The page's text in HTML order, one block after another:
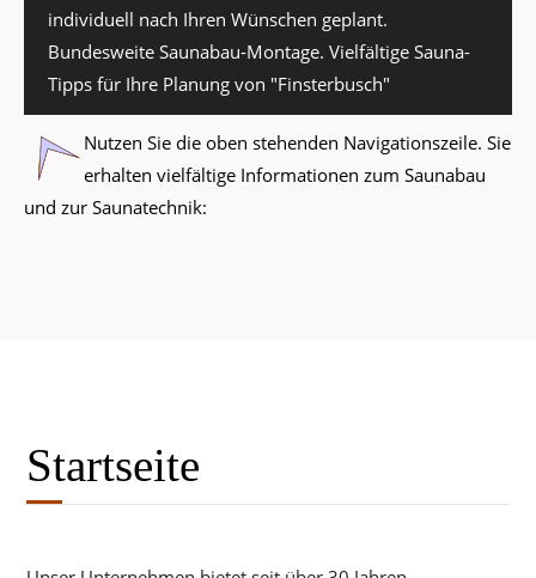
individuell nach Ihren Wünschen geplant.
Bundesweite Saunabau-Montage. Vielfältige Sauna-
Tipps für Ihre Planung von "Finsterbusch"
Nutzen Sie die oben stehenden Navigationszeile. Sie
erhalten vielfältige Informationen zum Saunabau
und zur Saunatechnik:
Startseite